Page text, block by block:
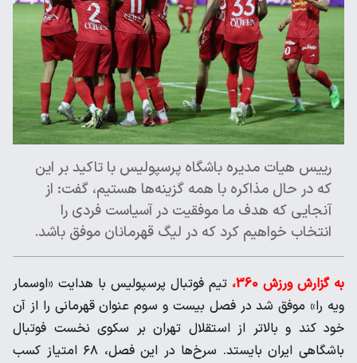
رییس هیات مدیره باشگاه پرسپولیس با تاکید بر این
که در حال مذاکره با همه گزینه‌ها هستیم، گفت: از
آنجایی که هدف ما موفقیت در آسیاست فردی را
انتخاب خواهیم کرد که در لیگ قهرمانان موفق باشد.
به گزارش ورزش 360،
تیم فوتبال پرسپولیس با هدایت «اوسمار
ویه را» موفق شد در فصل بیست و سوم عنوان قهرمانی را از آن
خود کند و بالاتر از استقلال تهران بر سکوی نخست فوتبال
باشگاهی ایران بایستد. سرخ‌ها در این فصل، ۶۸ امتیاز کسب